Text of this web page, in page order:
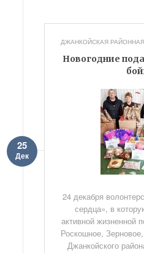
ДЖАНКОЙСКАЯ
Новогодние
25
Дек
24 декабря
сердца», в
активной жизненной
Роскошное,
Джанкойского